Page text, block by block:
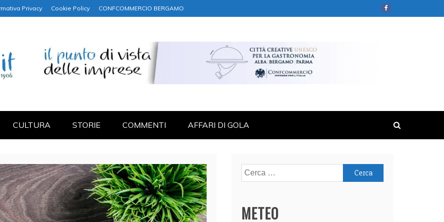
Privacy Cookie Policy CONFCOMMERCIO BERGAMO
CULTURA STORIE COMMENTI AFFARI DI GOLA
Ricerca
per:
METEO